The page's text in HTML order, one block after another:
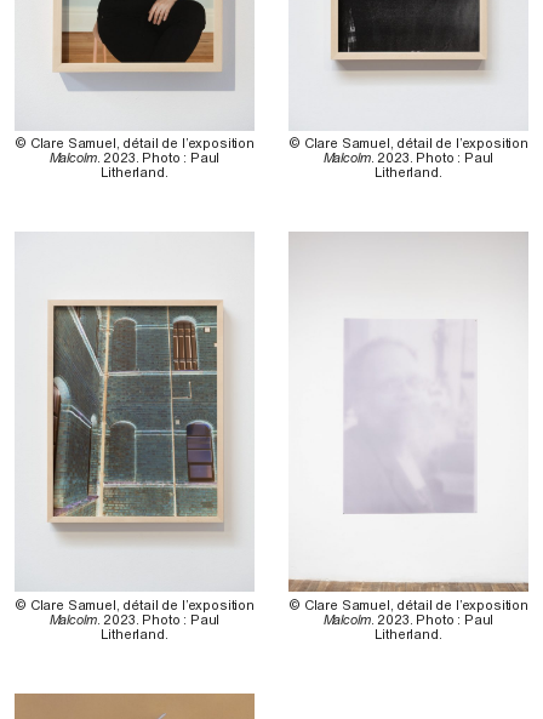
© Clare Samuel, détail de l’exposition
Malcolm. 2023. Photo : Paul
Litherland.
© Clare Samuel, détail de l’exposition
Malcolm. 2023. Photo : Paul
Litherland.
© Clare Samuel, détail de l’exposition
Malcolm. 2023. Photo : Paul
Litherland.
© Clare Samuel, détail de l’exposition
Malcolm. 2023. Photo : Paul
Litherland.